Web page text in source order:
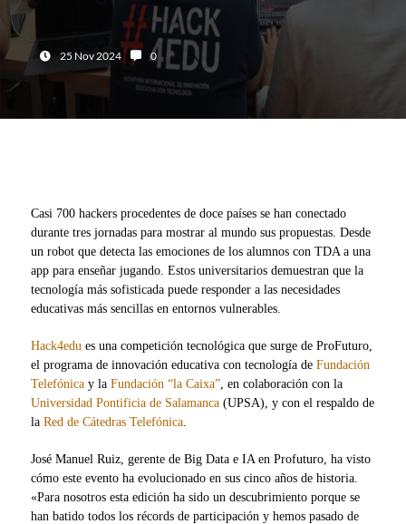
Fecha:
25 Nov 2024 Número de comentarios:
0
Casi 700 hackers procedentes de doce países se han conectado
durante tres jornadas para mostrar al mundo sus propuestas. Desde
un robot que detecta las emociones de los alumnos con TDA a una
app para enseñar jugando. Estos universitarios demuestran que la
tecnología más sofisticada puede responder a las necesidades
educativas más sencillas en entornos vulnerables.
Hack4edu es una competición tecnológica que surge de ProFuturo,
el programa de innovación educativa con tecnología deFundación
Telefónica y laFundación “la Caixa” , en colaboración con la
Universidad Pontificia de Salamanca (UPSA), y con el respaldo de
laRed de Cátedras Telefónica
José Manuel Ruiz, gerente de Big Data e IA en Profuturo, ha visto
cómo este evento ha evolucionado en sus cinco años de historia.
«Para nosotros esta edición ha sido un descubrimiento porque se
han batido todos los récords de participación y hemos pasado de